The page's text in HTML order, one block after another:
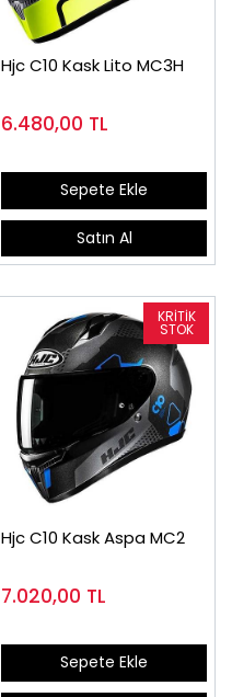
Hjc C10 Kask Lito MC3H
6.480,00 TL
Sepete Ekle
Satın Al
Hjc C10 Kask Aspa MC2
7.020,00 TL
Sepete Ekle